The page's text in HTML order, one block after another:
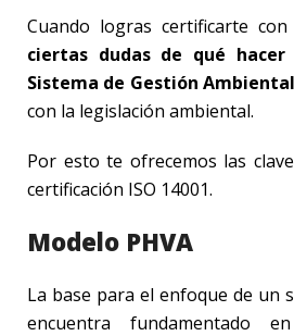
Cuando logras certificarte
ciertas dudas de qué
Sistema de Gestión
con la legislación ambiental.
Por esto te ofrecemos las
certificación ISO 14001.
Modelo PHVA
La base para el enfoque de un
encuentra fundamentado